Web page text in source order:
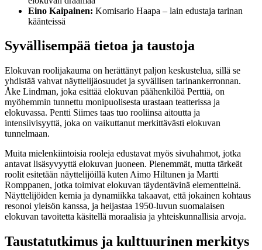
Eino Kaipainen: Komisario Haapa – lain edustaja tarinan
käänteissä
Syvällisempää tietoa ja taustoja
Elokuvan roolijakauma on herättänyt paljon keskustelua, sillä se
yhdistää vahvat näyttelijäosuudet ja syvällisen tarinankerronnan.
Åke Lindman, joka esittää elokuvan päähenkilöä Perttiä, on
myöhemmin tunnettu monipuolisesta urastaan teatterissa ja
elokuvassa. Pentti Siimes taas tuo rooliinsa aitoutta ja
intensiivisyyttä, joka on vaikuttanut merkittävästi elokuvan
tunnelmaan.
Muita mielenkiintoisia rooleja edustavat myös sivuhahmot, jotka
antavat lisäsyvyyttä elokuvan juoneen. Pienemmät, mutta tärkeät
roolit esitetään näyttelijöillä kuten Aimo Hiltunen ja Martti
Romppanen, jotka toimivat elokuvan täydentävinä elementteinä.
Näyttelijöiden kemia ja dynamiikka takaavat, että jokainen kohtaus
resonoi yleisön kanssa, ja heijastaa 1950-luvun suomalaisen
elokuvan tavoitetta käsitellä moraalisia ja yhteiskunnallisia arvoja.
Taustatutkimus ja kulttuurinen merkitys